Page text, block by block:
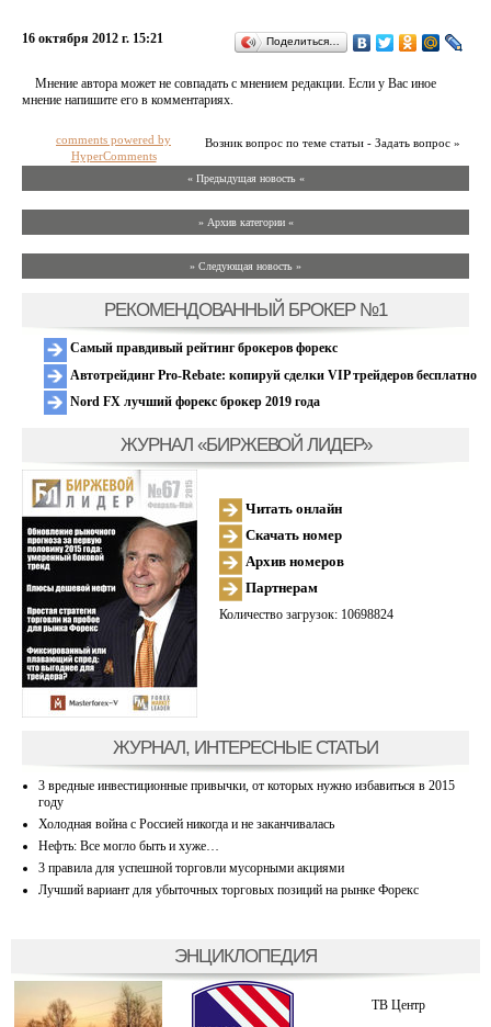
16 октября 2012 г. 15:21 Поделиться…
Мнение автора может не совпадать с мнением редакции. Если у Вас иное
мнение напишите его в комментариях.
Возник вопрос по теме статьи - Задать вопрос »
comments powered by
HyperComments
« Предыдущая новость «
» Архив категории «
» Следующая новость »
РЕКОМЕНДОВАННЫЙ БРОКЕР №1
Самый правдивый рейтинг брокеров форекс
Автотрейдинг Pro-Rebate: копируй сделки VIP трейдеров бесплатно
Nord FX лучший форекс брокер 2019 года
ЖУРНАЛ «БИРЖЕВОЙ ЛИДЕР»
Читать онлайн
Скачать номер
Архив номеров
Партнерам
Количество загрузок: 10698824
ЖУРНАЛ, ИНТЕРЕСНЫЕ СТАТЬИ
3 вредные инвестиционные привычки, от которых нужно избавиться в 2015
году
Холодная война с Россией никогда и не заканчивалась
Нефть: Все могло быть и хуже…
3 правила для успешной торговли мусорными акциями
Лучший вариант для убыточных торговых позиций на рынке Форекс
ЭНЦИКЛОПЕДИЯ
ТВ Центр